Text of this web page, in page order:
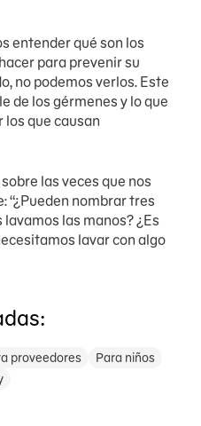
entender qué son los
para prevenir su
no podemos verlos. Este
de los gérmenes y lo que
que causan
las veces que nos
“¿Pueden nombrar tres
las manos? ¿Es
lavar con algo
proveedores
Para niños